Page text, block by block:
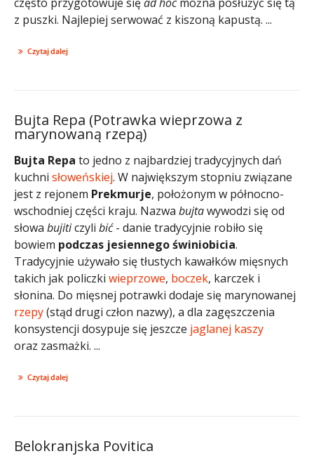
z puszki. Najlepiej serwować z kiszoną kapustą. ...
Czytaj dalej
Bujta Repa (Potrawka wieprzowa z
marynowaną rzepą)
Bujta Repa to jedno z najbardziej tradycyjnych dań
kuchni słoweńskiej. W największym stopniu związane
jest z rejonem Prekmurje, położonym w północno-
wschodniej części kraju. Nazwa bujtawywodzi się od
słowa bujiticzyli bić- danie tradycyjnie robiło się
bowiem podczas jesiennego świniobicia.
Tradycyjnie używało się tłustych kawałków mięsnych
takich jak policzki wieprzowe, boczek, karczek i
słonina. Do mięsnej potrawki dodaje się marynowanej
rzepy(stąd drugi człon nazwy), a dla zagęszczenia
konsystencji dosypuje się jeszcze jaglanej kaszy
oraz zasmażki. ...
Czytaj dalej
Belokranjska Povitica